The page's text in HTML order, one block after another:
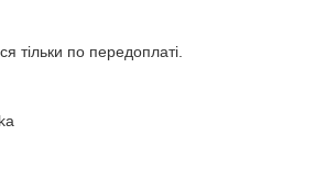
тільки по передоплаті.